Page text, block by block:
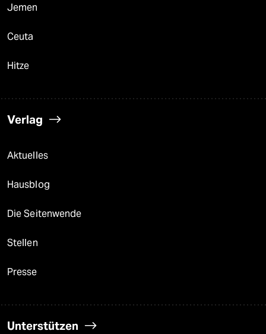
Jemen
Ceuta
Hitze
Verlag
Aktuelles
Hausblog
Die Seitenwende
Stellen
Presse
Unterstützen